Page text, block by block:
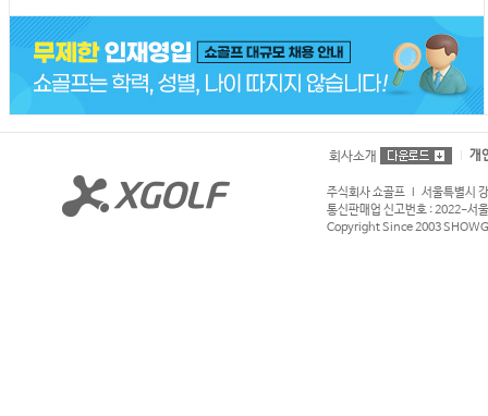
회사소개 개
주식회사 쇼골프 l 서울특별시
통신판매업 신고번호 : 2022-
Copyright Since 2003